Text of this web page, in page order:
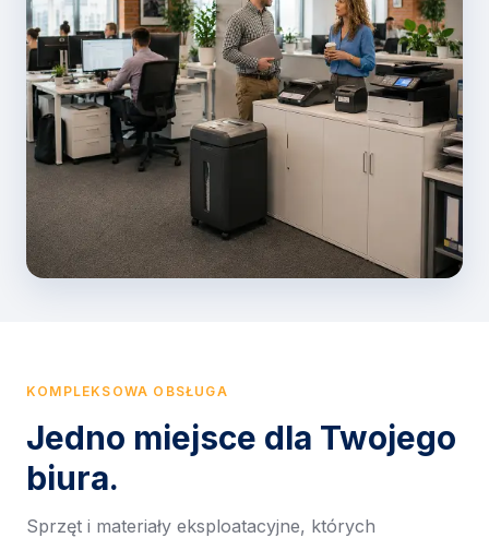
KOMPLEKSOWA OBSŁUGA
Jedno miejsce dla Twojego
biura.
Sprzęt i materiały eksploatacyjne, których